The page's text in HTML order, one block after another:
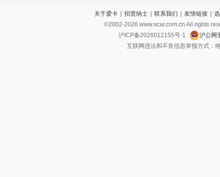
关于爱卡 | 招贤纳士 | 联系我们 | 友情链接 |
©2002-2026 www.xcar.com.cn All rights
沪ICP备2026012155号-1
沪公网
互联网违法和不良信息举报方式：